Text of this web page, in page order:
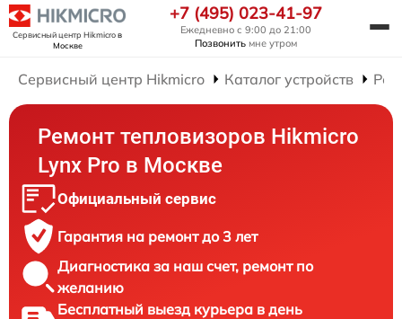
Сервисный центр Hikmicroв
Москве
+7 (495) 023-41-97
Ежедневно с 9:00 до 21:00
Позвонить мне утром
Сервисный центр Hikmicro Каталог устройств
Ремонт тепловизоров Hikmicro
Lynx Pro в Москве
Официальный сервис
Гарантия на ремонт до 3 лет
Диагностика за наш счет, ремонт по
желанию
Бесплатный выезд курьера в день